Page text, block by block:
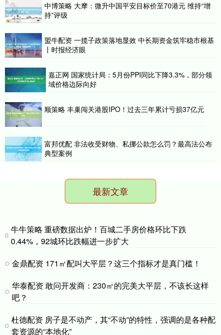
中博策略 大摩：微升中国平安目标价至70港元 维持“增
持”评级
盟牛配资 一揽子政策落地显效 中长期资金筑牢稳市根基
丨时报经济眼
嘉正网 国家统计局：5月份PPI同比下降3.3%，部分领
域价格边际向好
顺策略 丰巢闯关港股IPO！过去三年累计亏损37亿元
富邦优配 非法收受财物、私挪公款怎么罚？最高法公布
典型案例
最新文章
牛牛策略 重磅数据出炉！百城二手房价格环比下跌
0.44%，92城环比跌幅进一步扩大
金鼎配资 171㎡配叫大平层？这三个指标才是真门槛！
华泰配资 敢问开发商：230㎡的完美大平层，不该长这样
吧？
杜德配资 房子是不动产，其“不动”的特性，强调的是各种配
套资源的“本地化”